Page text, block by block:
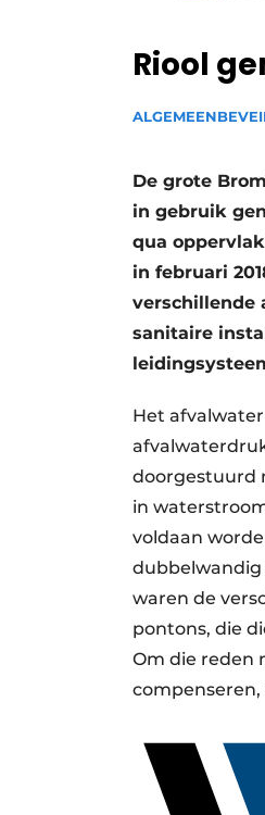
Riool
ALGEMEEN
De grote
in gebruik
qua
in februari
verschillende
sanitaire
Het
doorgestuurd
in
voldaan
dubbelwandig
waren de
pontons, die
Om die reden